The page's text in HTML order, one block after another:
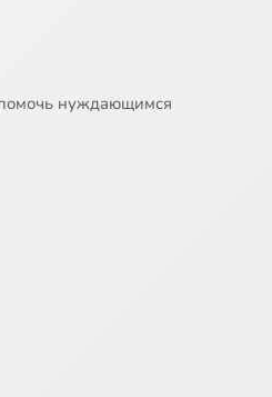
нуждающимся